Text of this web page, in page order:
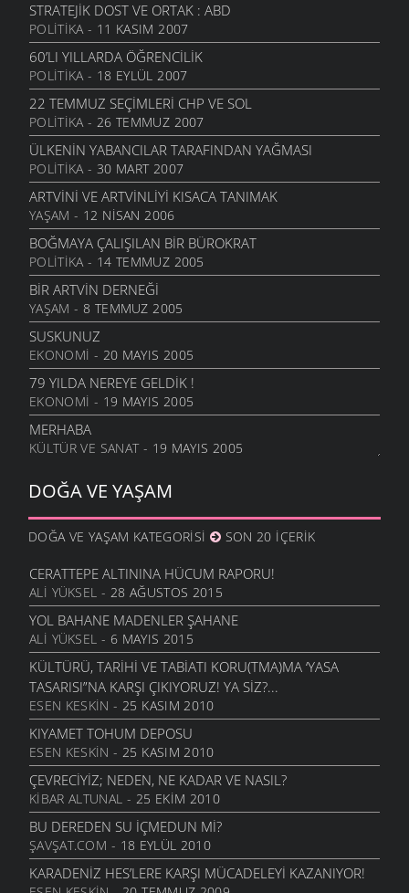
STRATEJIK DOST VE ORTAK : ABD
POLITIKA- 11 KASIM 2007
60’LI YILLARDA ÖĞRENCILIK
POLITIKA- 18 EYLÜL 2007
22 TEMMUZ SEÇIMLERI CHP VE SOL
POLITIKA- 26 TEMMUZ 2007
ÜLKENIN YABANCILAR TARAFINDAN YAĞMASI
POLITIKA- 30 MART 2007
ARTVINI VE ARTVINLIYI KISACA TANIMAK
YAŞAM - 12 NISAN 2006
BOĞMAYA ÇALIŞILAN BIR BÜROKRAT
POLITIKA- 14 TEMMUZ 2005
BIR ARTVIN DERNEĞI
YAŞAM - 8 TEMMUZ 2005
SUSKUNUZ
EKONOMI - 20 MAYIS 2005
79 YILDA NEREYE GELDIK !
EKONOMI - 19 MAYIS 2005
MERHABA
KÜLTÜR VE SANAT- 19 MAYIS 2005
YAŞAM- 19 MAYIS 2005
İDARECILIK SANATI
EKONOMI- 1 ŞUBAT 2001
DOĞA VE YAŞAM
DOĞA VE YAŞAM KATEGORISI SON 20 İÇERIK
CERATTEPE ALTININA HÜCUM RAPORU!
ALI YÜKSEL - 28 AĞUSTOS 2015
YOL BAHANE MADENLER ŞAHANE
ALI YÜKSEL - 6 MAYIS 2015
KÜLTÜRÜ, TARIHI VE TABIATI KORU(TMA)MA ‘YASA
TASARISI”NA KARŞI ÇIKIYORUZ! YA SIZ?...
ESEN KESKIN - 25 KASIM 2010
KIYAMET TOHUM DEPOSU
ESEN KESKIN - 25 KASIM 2010
ÇEVRECIYIZ; NEDEN, NE KADAR VE NASIL?
KIBAR ALTUNAL - 25 EKIM 2010
BU DEREDEN SU IÇMEDUN MI?
ŞAVŞAT.COM - 18 EYLÜL 2010
KARADENIZ HES’LERE KARŞI MÜCADELEYI KAZANIYOR!